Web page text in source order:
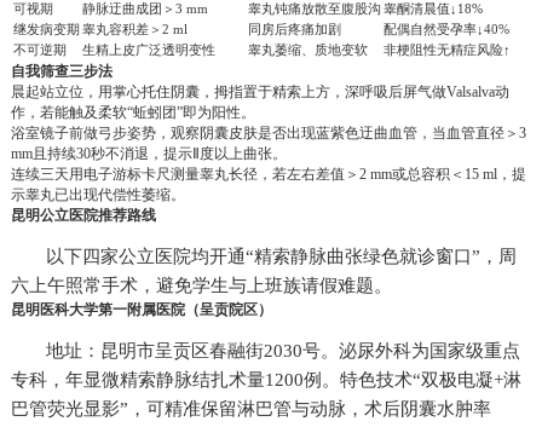
可视期
静脉迂曲成团＞3 mm 睾丸钝痛放散至腹股沟 睾酮清晨值↓18%
继发病变期 睾丸容积差＞2 ml 同房后疼痛加剧
配偶自然受孕率↓40%
不可逆期
生精上皮广泛透明变性 睾丸萎缩、质地变软 非梗阻性无精症风险↑
自我筛查三步法
晨起站立位，用掌心托住阴囊，拇指置于精索上方，深呼吸后屏气做Valsalva动
作，若能触及柔软“蚯蚓团”即为阳性。
浴室镜子前做弓步姿势，观察阴囊皮肤是否出现蓝紫色迂曲血管，当血管直径＞3
mm且持续30秒不消退，提示Ⅱ度以上曲张。
连续三天用电子游标卡尺测量睾丸长径，若左右差值＞2 mm或总容积＜15 ml，提
示睾丸已出现代偿性萎缩。
昆明公立医院推荐路线
以下四家公立医院均开通“精索静脉曲张绿色就诊窗口”，周
六上午照常手术，避免学生与上班族请假难题。
昆明医科大学第一附属医院（呈贡院区）
地址：昆明市呈贡区春融街2030号。泌尿外科为国家级重点
专科，年显微精索静脉结扎术量1200例。特色技术“双极电凝+淋
巴管荧光显影”，可精准保留淋巴管与动脉，术后阴囊水肿率